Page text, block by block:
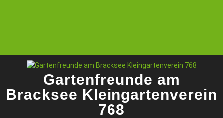
Gartenfreunde am
Bracksee Kleingartenverein
768